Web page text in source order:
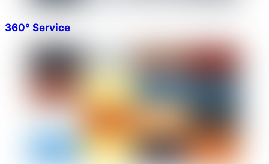
360° Service